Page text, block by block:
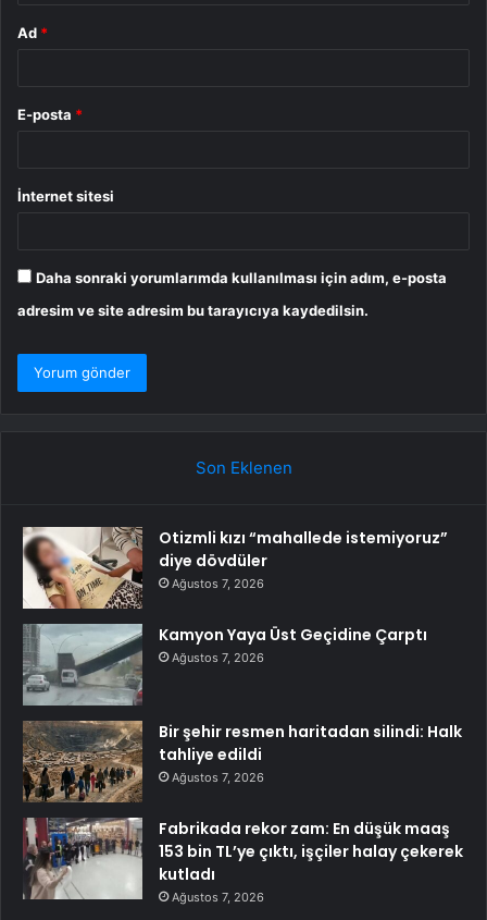
Ad *
E-posta *
İnternet sitesi
Daha sonraki yorumlarımda kullanılması için adım, e-posta
adresim ve site adresim bu tarayıcıya kaydedilsin.
Son Eklenen
Otizmli kızı “mahallede istemiyoruz”
diye dövdüler
Ağustos 7, 2026
Kamyon Yaya Üst Geçidine Çarptı
Ağustos 7, 2026
Bir şehir resmen haritadan silindi: Halk
tahliye edildi
Ağustos 7, 2026
Fabrikada rekor zam: En düşük maaş
153 bin TL’ye çıktı, işçiler halay çekerek
kutladı
Ağustos 7, 2026